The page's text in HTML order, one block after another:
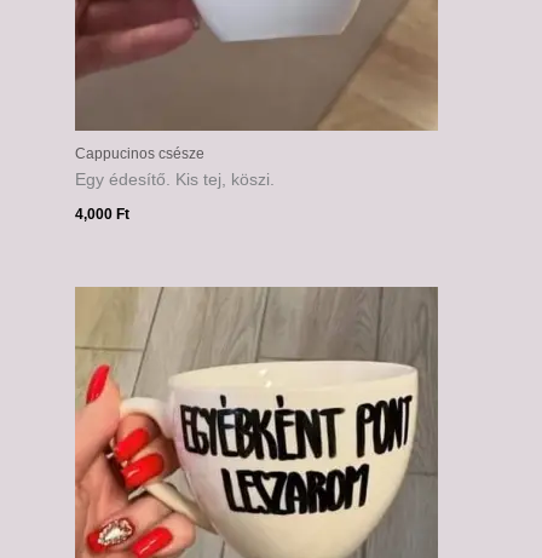
Cappucinos csésze
Egy édesítő. Kis tej, köszi.
4,000 Ft